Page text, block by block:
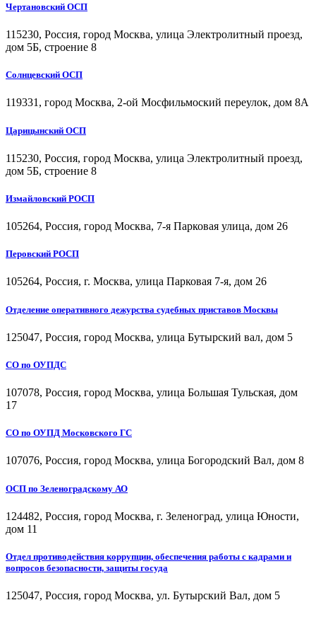
Чертановский ОСП
115230, Россия, город Москва, улица Электролитный проезд,
дом 5Б, строение 8
Солнцевский ОСП
119331, город Москва, 2-ой Мосфильмоский переулок, дом 8А
Царицынский ОСП
115230, Россия, город Москва, улица Электролитный проезд,
дом 5Б, строение 8
Измайловский РОСП
105264, Россия, город Москва, 7-я Парковая улица, дом 26
Перовский РОСП
105264, Россия, г. Москва, улица Парковая 7-я, дом 26
Отделение оперативного дежурства судебных приставов Москвы
125047, Россия, город Москва, улица Бутырский вал, дом 5
СО по ОУПДС
107078, Россия, город Москва, улица Большая Тульская, дом
17
СО по ОУПД Московского ГС
107076, Россия, город Москва, улица Богородский Вал, дом 8
ОСП по Зеленоградскому АО
124482, Россия, город Москва, г. Зеленоград, улица Юности,
дом 11
Отдел противодействия коррупции, обеспечения работы с кадрами и
вопросов безопасности, защиты госуда
125047, Россия, город Москва, ул. Бутырский Вал, дом 5